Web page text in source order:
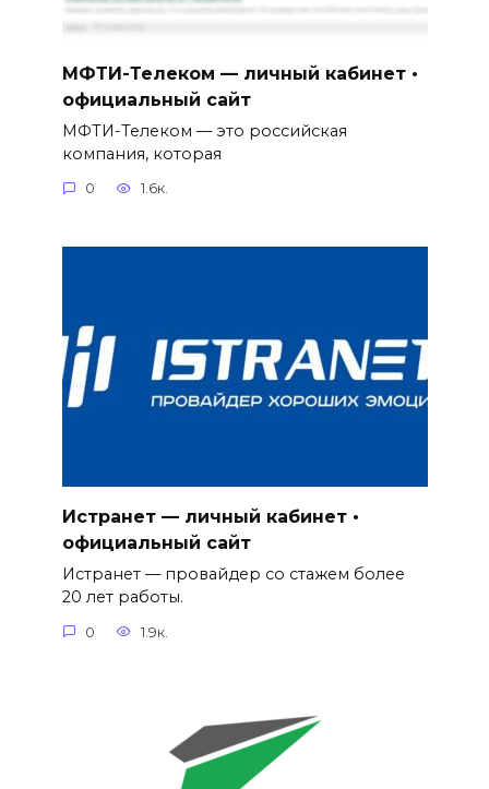
МФТИ-Телеком — личный кабинет •
официальный сайт
МФТИ-Телеком — это российская
компания, которая
0 1.6к.
Истранет — личный кабинет •
официальный сайт
Истранет — провайдер со стажем более
20 лет работы.
0 1.9к.